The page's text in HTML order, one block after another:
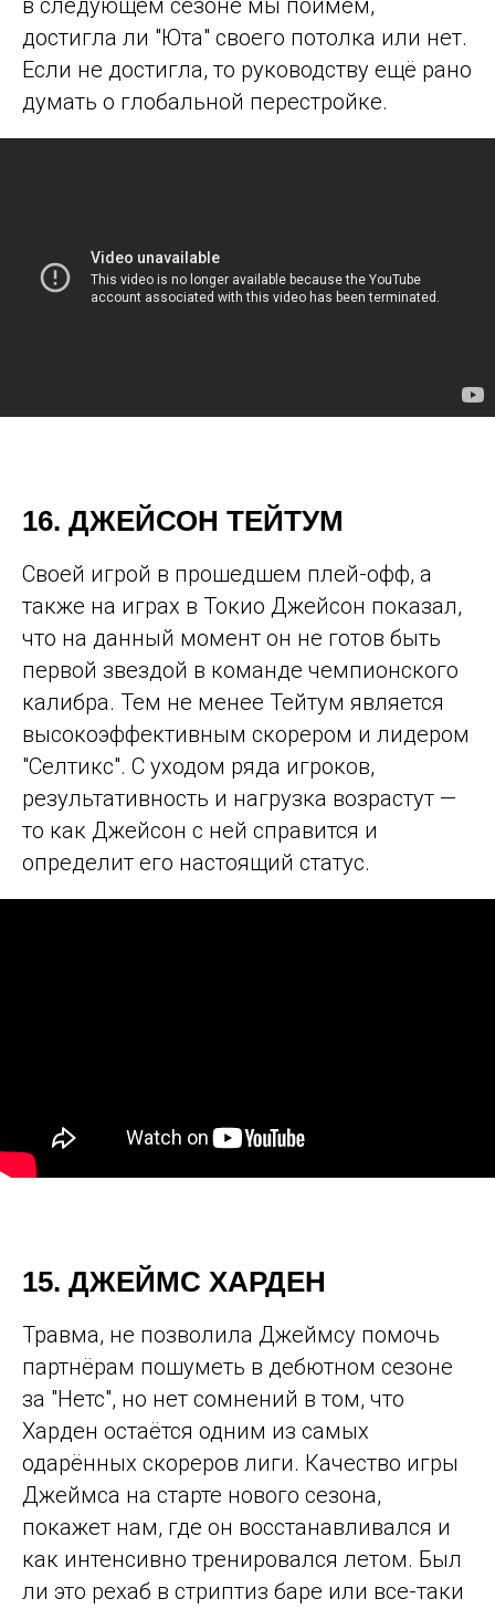
в следующем сезоне мы поймём,
достигла ли "Юта" своего потолка или нет.
Если не достигла, то руководству ещё рано
думать о глобальной перестройке.
16. ДЖЕЙСОН ТЕЙТУМ
Своей игрой в прошедшем плей-офф, а
также на играх в Токио Джейсон показал,
что на данный момент он не готов быть
первой звездой в команде чемпионского
калибра. Тем не менее Тейтум является
высокоэффективным скорером и лидером
"Селтикс". С уходом ряда игроков,
результативность и нагрузка возрастут —
то как Джейсон с ней справится и
определит его настоящий статус.
15. ДЖЕЙМС ХАРДЕН
Травма, не позволила Джеймсу помочь
партнёрам пошуметь в дебютном сезоне
за "Нетс", но нет сомнений в том, что
Харден остаётся одним из самых
одарённых скореров лиги. Качество игры
Джеймса на старте нового сезона,
покажет нам, где он восстанавливался и
как интенсивно тренировался летом. Был
ли это рехаб в стриптиз баре или все-таки